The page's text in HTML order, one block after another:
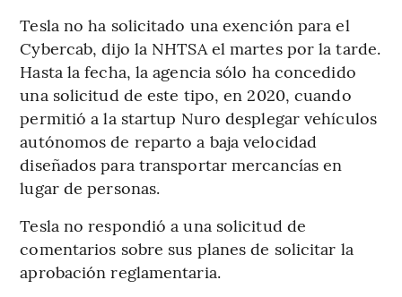
Tesla no ha solicitado una exención para el
Cybercab, dijo la NHTSA el martes por la tarde.
Hasta la fecha, la agencia sólo ha concedido
una solicitud de este tipo, en 2020, cuando
permitió a la startup Nuro desplegar vehículos
autónomos de reparto a baja velocidad
diseñados para transportar mercancías en
lugar de personas.
Tesla no respondió a una solicitud de
comentarios sobre sus planes de solicitar la
aprobación reglamentaria.